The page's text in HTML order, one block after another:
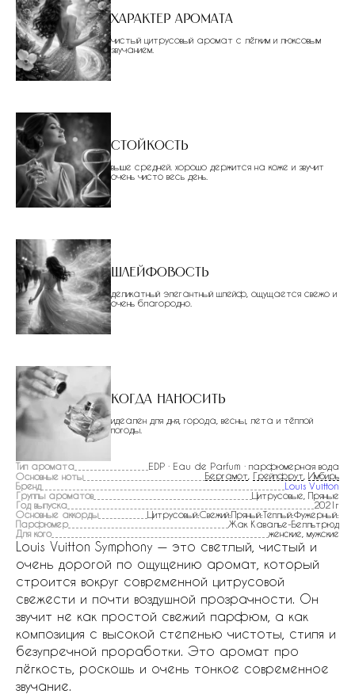
Характер аромата
чистый цитрусовый аромат с лёгким и люксовым
звучанием.
Стойкость
выше средней. хорошо держится на коже и звучит
очень чисто весь день.
Шлейфовость
деликатный элегантный шлейф, ощущается свежо и
очень благородно.
Когда наносить
идеален для дня, города, весны, лета и тёплой
погоды.
Тип аромата
EDP · Eau de Parfum · парфюмерная вода
Основные ноты
Бергамот Грейпфрут Имбирь
Бренд
Louis Vuitton
Группы ароматов
Цитрусовые, Пряные
Год выпуска
2021г
Основные аккорды
Цитрусовый:Свежий:Пряный:Теплый:Фужерный:
Парфюмер
Жак Кавалье-Белльтрюд
Для кого
женские, мужские
Louis Vuitton Symphony — это светлый, чистый и
очень дорогой по ощущению аромат, который
строится вокруг современной цитрусовой
свежести и почти воздушной прозрачности. Он
звучит не как простой свежий парфюм, а как
композиция с высокой степенью чистоты, стиля и
безупречной проработки. Это аромат про
лёгкость, роскошь и очень тонкое современное
звучание.